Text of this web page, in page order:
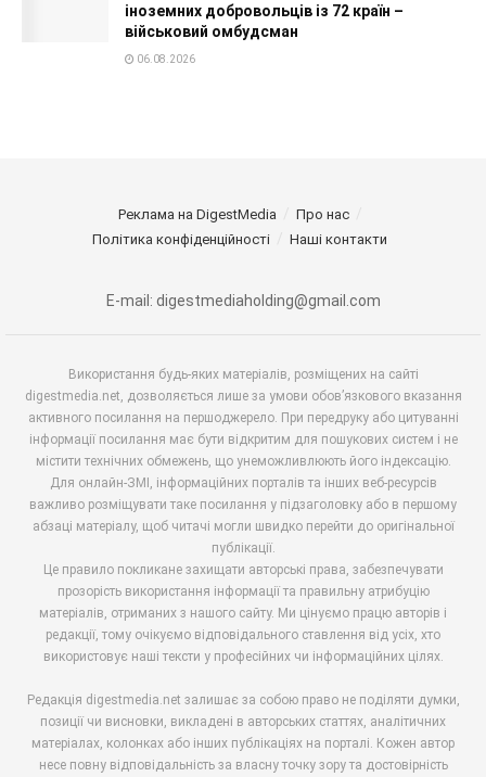
іноземних добровольців із 72 країн –
військовий омбудсман
06.08.2026
Реклама на DigestMedia
Про нас
Політика конфіденційності
Наші контакти
E-mail: digestmediaholding@gmail.com
Використання будь-яких матеріалів, розміщених на сайті
digestmedia.net, дозволяється лише за умови обов’язкового вказання
активного посилання на першоджерело. При передруку або цитуванні
інформації посилання має бути відкритим для пошукових систем і не
містити технічних обмежень, що унеможливлюють його індексацію.
Для онлайн-ЗМІ, інформаційних порталів та інших веб-ресурсів
важливо розміщувати таке посилання у підзаголовку або в першому
абзаці матеріалу, щоб читачі могли швидко перейти до оригінальної
публікації.
Це правило покликане захищати авторські права, забезпечувати
прозорість використання інформації та правильну атрибуцію
матеріалів, отриманих з нашого сайту. Ми цінуємо працю авторів і
редакції, тому очікуємо відповідального ставлення від усіх, хто
використовує наші тексти у професійних чи інформаційних цілях.
Редакція digestmedia.net залишає за собою право не поділяти думки,
позиції чи висновки, викладені в авторських статтях, аналітичних
матеріалах, колонках або інших публікаціях на порталі. Кожен автор
несе повну відповідальність за власну точку зору та достовірність